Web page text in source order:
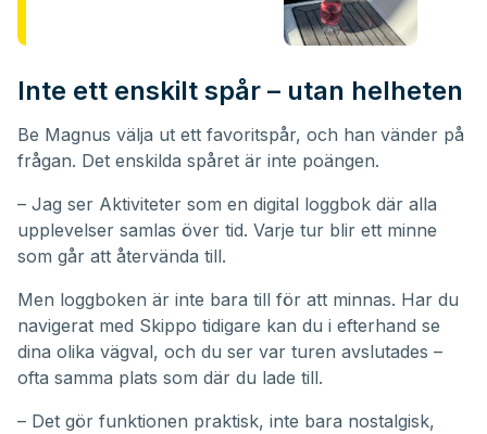
Inte ett enskilt spår – utan helheten
Be Magnus välja ut ett favoritspår, och han vänder på
frågan. Det enskilda spåret är inte poängen.
– Jag ser Aktiviteter som en digital loggbok där alla
upplevelser samlas över tid. Varje tur blir ett minne
som går att återvända till.
Men loggboken är inte bara till för att minnas. Har du
navigerat med Skippo tidigare kan du i efterhand se
dina olika vägval, och du ser var turen avslutades –
ofta samma plats som där du lade till.
– Det gör funktionen praktisk, inte bara nostalgisk,